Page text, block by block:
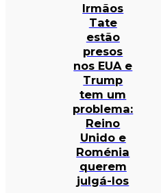
Irmãos
Tate
estão
presos
nos EUA e
Trump
tem um
problema:
Reino
Unido e
Roménia
querem
julgá-los